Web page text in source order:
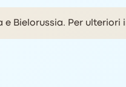
e Bielorussia. Per